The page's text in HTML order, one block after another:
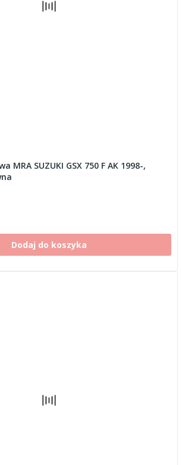
MRA SUZUKI GSX 750 F AK 1998-,
Dodaj do koszyka